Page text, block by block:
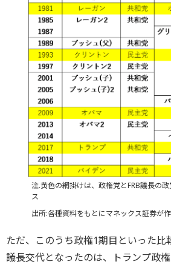
注.黄色の網掛けは、政権党とFRB議長の
ス
出所:各種資料をもとにマネックス証券が
ただ、このうち政権1期目といった比
議長交代となったのは、トランプ政